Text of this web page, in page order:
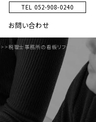
お問い合わせ
TEL 052-908-0240
>>税理士事務所の看板リフォーム